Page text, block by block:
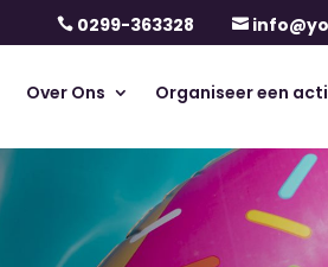
 0299-363328 
Over Ons Organiseer een